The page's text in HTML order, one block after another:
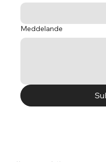
Meddelande